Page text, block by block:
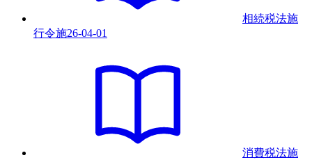
相続税法施
行令施26-04-01
消費税法施